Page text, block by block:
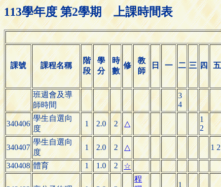
113學年度 第2學期 上課時間表
課號 課程名稱
階
段
學
分
時
數
修
教
師
日 一 二 三 四 五
班週會及導
師時間
3
4
340406
學生自選向
度
1 2.0 2 △
1
2
340407
學生自選向
度
1 2.0 2 △ 1 2
340408 體育 1 1.0 2 ☆
程
1